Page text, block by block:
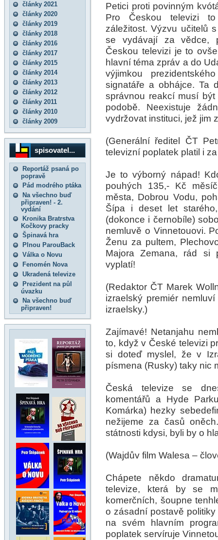
články 2021
články 2020
články 2019
články 2018
články 2016
články 2017
články 2015
články 2014
články 2013
články 2012
články 2011
články 2010
články 2009
spisovatel...
Reportáž psaná po
popravě
Pád modrého ptáka
Na všechno buď
připraven! - 2.
vydání
Kronika Bratrstva
Kočkovy pracky
Špinavá hra
Plnou ParouBack
Válka o Novu
Fenomén Nova
Ukradená televize
Prezident na půl
úvazku
Na všechno buď
připraven!
Petici proti povinným
Pro Českou televizi
záležitost. Výzvu učitelů
se vydávají za vědce,
Českou televizi je to
hlavní téma zpráv a do
výjimkou
signatáře a obhájce. Ta
správnou reakcí musí
podobě. Neexistuje
vydržovat instituci, jež jim
(Generální ředitel ČT
televizní poplatek platil i
Je to výborný nápad!
pouhých 135,- Kč
města, Dobrou Vodu,
Šípa i deset let
(dokonce i černobíle)
nemluvě o Vinnetouovi.
Ženu za pultem,
Majora Zemana, rád si
vyplatí!
(Redaktor ČT Marek
izraelský premiér
izraelsky.)
Zajímavé! Netanjahu
to, když v České televizi
si doteď myslel, že v
písmena (Rusky) taky nic
Česká televize se
komentářů a Hyde
Komárka) hezky
nežijeme za časů
státnosti kdysi, byli by o
(Wajdův film Walesa –
Chápete někdo
televize, která by se
komerčních, šoupne
o zásadní postavě
na svém hlavním
poplatek servíruje